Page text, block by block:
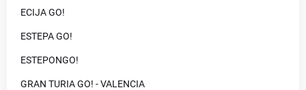
ECIJA GO!
ESTEPA GO!
ESTEPONGO!
GRAN TURIA GO! - VALENCIA